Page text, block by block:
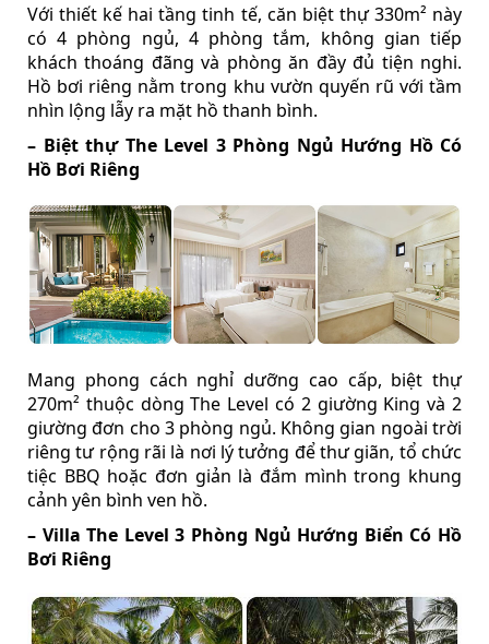
Với thiết kế hai tầng tinh tế, căn biệt thự 330m² này
có 4 phòng ngủ, 4 phòng tắm, không gian tiếp
khách thoáng đãng và phòng ăn đầy đủ tiện nghi.
Hồ bơi riêng nằm trong khu vườn quyến rũ với tầm
nhìn lộng lẫy ra mặt hồ thanh bình.
– Biệt thự The Level 3 Phòng Ngủ Hướng Hồ Có
Hồ Bơi Riêng
Mang phong cách nghỉ dưỡng cao cấp, biệt thự
270m² thuộc dòng The Level có 2 giường King và 2
giường đơn cho 3 phòng ngủ. Không gian ngoài trời
riêng tư rộng rãi là nơi lý tưởng để thư giãn, tổ chức
tiệc BBQ hoặc đơn giản là đắm mình trong khung
cảnh yên bình ven hồ.
– Villa The Level 3 Phòng Ngủ Hướng Biển Có Hồ
Bơi Riêng